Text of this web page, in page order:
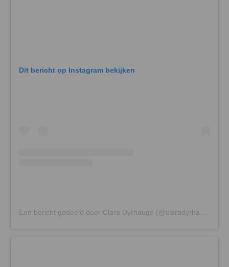
Dit bericht op Instagram bekijken